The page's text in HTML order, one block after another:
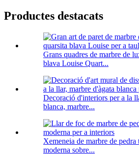
Productes destacats
Grans quadres de marbre de
blava Louise Quart...
Decoració d'interiors per a la
blanca, marbre...
Xemeneia de marbre de pedra
moderna sobre...